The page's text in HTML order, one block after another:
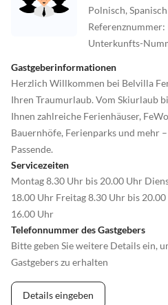
Polnisch,
Referenznummer:
Unterkunfts-
Gastgeberinformationen
Herzlich Willkommen bei Belvilla
Ihren Traumurlaub. Vom Skiurlaub
Ihnen zahlreiche Ferienhäuser,
Bauernhöfe, Ferienparks und mehr
Passende.
Servicezeiten
Montag 8.30 Uhr bis 20.00 Uhr
18.00 Uhr Freitag 8.30 Uhr bis
16.00 Uhr
Telefonnummer des Gastgebers
Bitte geben Sie weitere Details ein,
Gastgebers zu erhalten
Details eingeben